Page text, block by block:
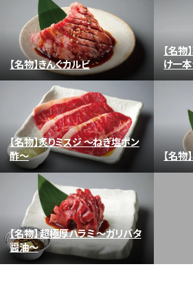
【名物】きんぐカルビ
【名物
け一
【名物】炙りミスジ ～ねぎ塩ポン
酢～
【名物
【名物】 超極厚ハラミ ～ガリバタ
醤油～